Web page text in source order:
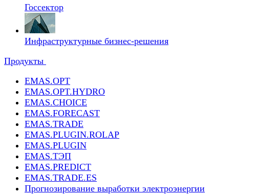
Госсектор
Инфраструктурные бизнес-решения
Продукты
EMAS.OPT
EMAS.OPT.HYDRO
EMAS.CHOICE
EMAS.FORECAST
EMAS.TRADE
EMAS.PLUGIN.ROLAP
EMAS.PLUGIN
EMAS.ТЭП
EMAS.PREDICT
EMAS.TRADE.ES
Прогнозирование выработки электроэнергии